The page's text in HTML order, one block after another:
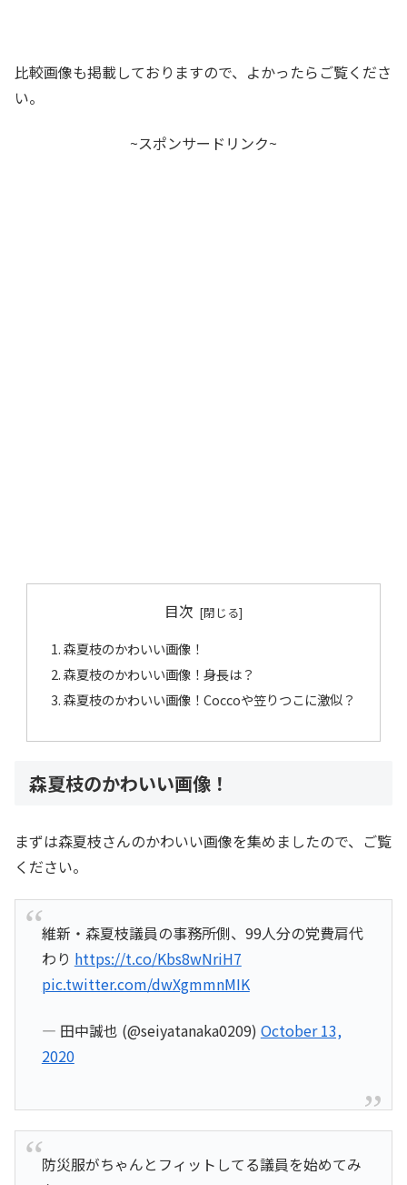
比較画像も掲載しておりますので、よかったらご覧くださ
い。
~スポンサードリンク~
目次
森夏枝のかわいい画像！
森夏枝のかわいい画像！身長は？
森夏枝のかわいい画像！Coccoや笠りつこに激似？
森夏枝のかわいい画像！
まずは森夏枝さんのかわいい画像を集めましたので、ご覧
ください。
維新・森夏枝議員の事務所側、99人分の党費肩代
わり https://t.co/Kbs8wNriH7
pic.twitter.com/dwXgmmnMIK
— 田中誠也 (@seiyatanaka0209) October 13,
2020
防災服がちゃんとフィットしてる議員を始めてみ